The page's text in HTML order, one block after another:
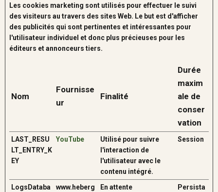
Les cookies marketing sont utilisés pour effectuer le suivi
des visiteurs au travers des sites Web. Le but est d'afficher
des publicités qui sont pertinentes et intéressantes pour
l'utilisateur individuel et donc plus précieuses pour les
éditeurs et annonceurs tiers.
Nom
Fournisse
ur
Finalité
Durée
maxim
ale de
conser
vation
LAST_RESU
LT_ENTRY_K
EY
YouTube
Utilisé pour suivre
l'interaction de
l'utilisateur avec le
contenu intégré.
Session
LogsDataba
www.heberg
En attente
Persista